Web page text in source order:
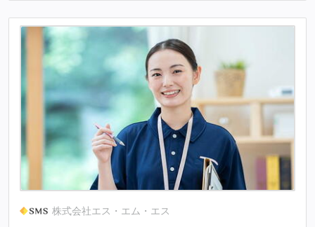
株式会社エス・エム・エス